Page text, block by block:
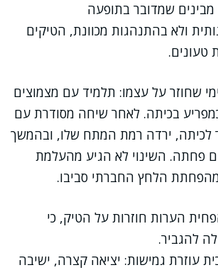
מבינים שמדובר בתופעה
ולא בהתנהגות מכוונת, הטיקים
טעונים.
שחוזר על עצמו: תלמיד עם מצמוצים
בכיתה. לאחר שיחה מסודרת עם
לכיתה, ירדה רמת המתח שלו, ובהמשך
פחתה. השינוי לא הגיע מהעלמת
הלחץ החברתי סביבו.
הערות חוזרות על הטיק, כי
להגביר.
עוזרת גמישות: יציאה קצרה, ישיבה